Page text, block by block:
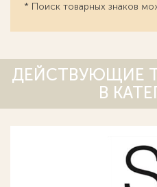
* Поиск товарных знаков
ДЕЙСТВУЮЩИЕ
В